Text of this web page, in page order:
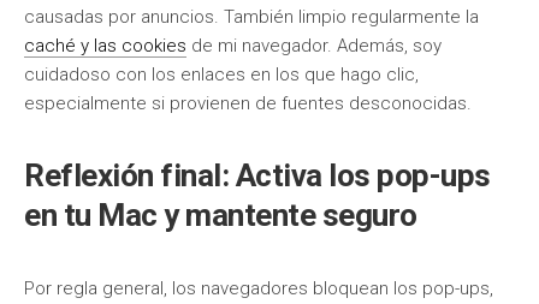
causadas por anuncios. También limpio regularmente la
caché y las cookies de mi navegador. Además, soy
cuidadoso con los enlaces en los que hago clic,
especialmente si provienen de fuentes desconocidas.
Reflexión final: Activa los pop-ups
en tu Mac y mantente seguro
Por regla general, los navegadores bloquean los pop-ups,